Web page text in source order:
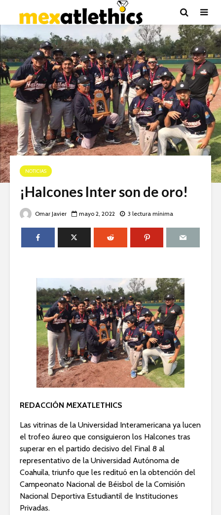
NOTICIAS
¡Halcones Inter son de oro!
Omar Javier mayo 2, 2022 3 lectura mínima
REDACCIÓN MEXATLETHICS
Las vitrinas de la Universidad Interamericana ya lucen
el trofeo áureo que consiguieron los Halcones tras
superar en el partido decisivo del Final 8 al
representativo de la Universidad Autónoma de
Coahuila, triunfo que les redituó en la obtención del
Campeonato Nacional de Béisbol de la Comisión
Nacional Deportiva Estudiantil de Instituciones
Privadas.